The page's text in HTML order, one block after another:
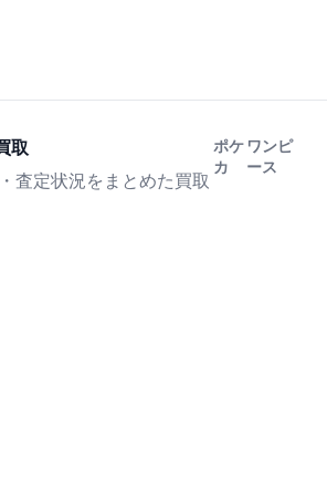
取
査定状況をまとめた買取
ポケ
カ
ワンピ
ース